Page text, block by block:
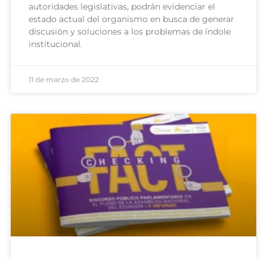
autoridades legislativas, podrán evidenciar el
estado actual del organismo en busca de generar
discusión y soluciones a los problemas de índole
institucional.
11 de marzo de 2022